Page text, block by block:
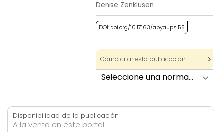
Denise Zenklusen
DOI: doi.org/10.17163/abyaups.55
Cómo citar esta publicación
Disponibilidad de la publicación
A la venta en este portal